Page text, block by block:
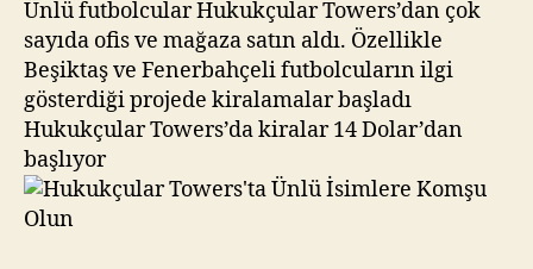
Komşu
Olun
Ünlü futbolcular Hukukçular Towers’dan çok
sayıda ofis ve mağaza satın aldı. Özellikle
Beşiktaş ve Fenerbahçeli futbolcuların ilgi
gösterdiği projede kiralamalar başladı
Hukukçular Towers’da kiralar 14 Dolar’dan
başlıyor